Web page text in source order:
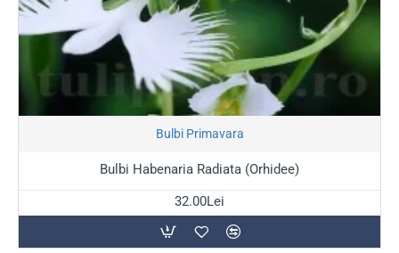
Bulbi Primavara
Bulbi Habenaria Radiata (Orhidee)
32.00Lei